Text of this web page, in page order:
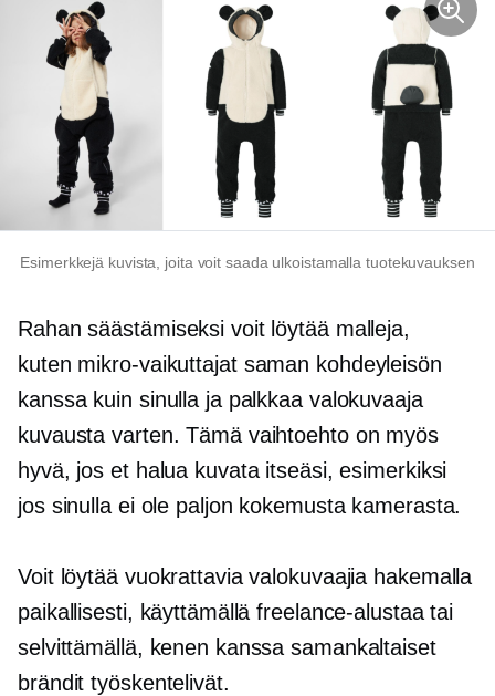
Esimerkkejä kuvista, joita voit saada ulkoistamalla tuotekuvauksen
Rahan säästämiseksi voit löytää malleja,
kuten mikro-vaikuttajatsaman kohdeyleisön
kanssa kuin sinulla ja palkkaa valokuvaaja
kuvausta varten. Tämä vaihtoehto on myös
hyvä, jos et halua kuvata itseäsi, esimerkiksi
jos sinulla ei ole paljon kokemusta kamerasta.
Voit löytää vuokrattavia valokuvaajia hakemalla
paikallisesti, käyttämällä freelance-alustaa tai
selvittämällä, kenen kanssa samankaltaiset
brändit työskentelivät.